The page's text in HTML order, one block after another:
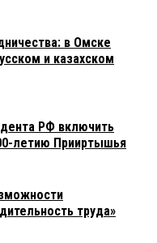
в Омске
и казахском
РФ включить
летию Прииртышья
труда»